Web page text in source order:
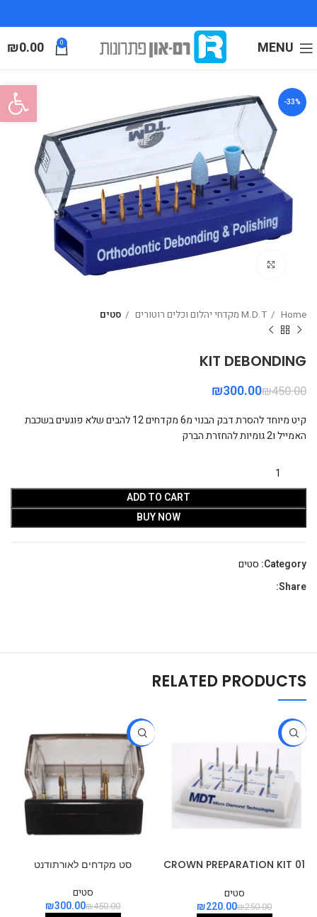
פתח
MENU
0
₪0.00
-33%
Home M.D.T מקדחי יהלום וכלים רוטורים סטים
KIT DEBONDING
₪450.00
₪300.00
קיט מיוחד להסרת דבק הבנוי מ6 מקדחים 12 להבים שלא פוגעים בשכבת
האמייל ו2 גומיות להחזרת הברק
ADD TO CART
BUY NOW
Category: סטים
Share:
RELATED PRODUCTS
-12%
CROWN PREPARATION KIT 01
סטים
₪250.00
₪220.00
-33%
סט מקדחים לאורתודנט
סטים
₪450.00
₪300.00